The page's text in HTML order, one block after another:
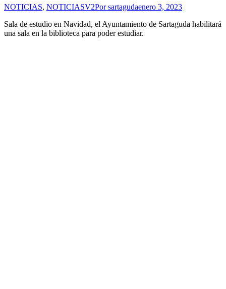
NOTICIAS, NOTICIASV2Porsartagudaenero 3, 2023
Sala de estudio en Navidad, el Ayuntamiento de Sartaguda habilitará
una sala en la biblioteca para poder estudiar.